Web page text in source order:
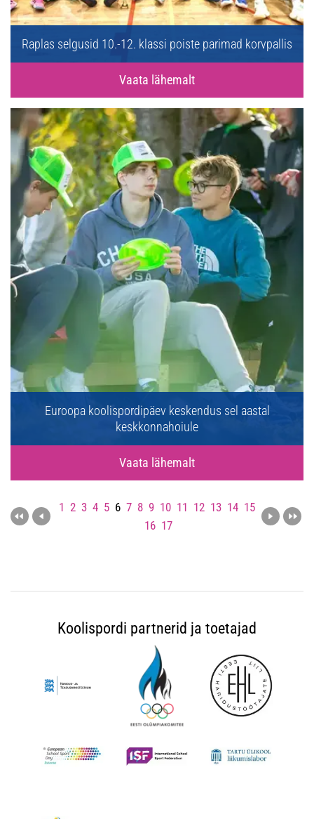
Raplas selgusid 10.-12. klassi poiste parimad korvpallis
Vaata lähemalt
Euroopa koolispordipäev keskendus sel aastal
keskkonnahoiule
Vaata lähemalt
1 2 3 4 5 6 7 8 9 10 11 12 13 14 15
16 17
Koolispordi partnerid ja toetajad